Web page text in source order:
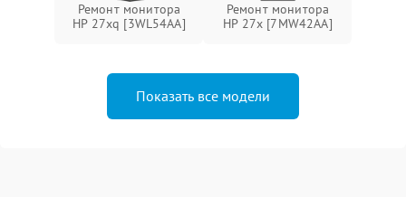
Ремонт монитора
HP 27xq [3WL54AA]
Ремонт монитора
HP 27x [7MW42AA]
Показать все модели